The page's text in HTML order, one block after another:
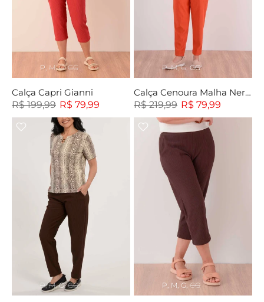
P M G GG
Calça Capri Gianni
R$ 199,99 R$ 79,99
P M G GG
Calça Cenoura Malha Nervosa
R$ 219,99 R$ 79,99
P M G GG P M G GG